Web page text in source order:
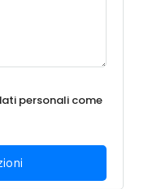
personali come